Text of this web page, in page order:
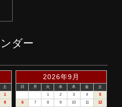
ダー
土
1
8
2026年9月
日 月 火 水 木 金
土
1
2 3 4
5
6
7 8 9 10 11
12